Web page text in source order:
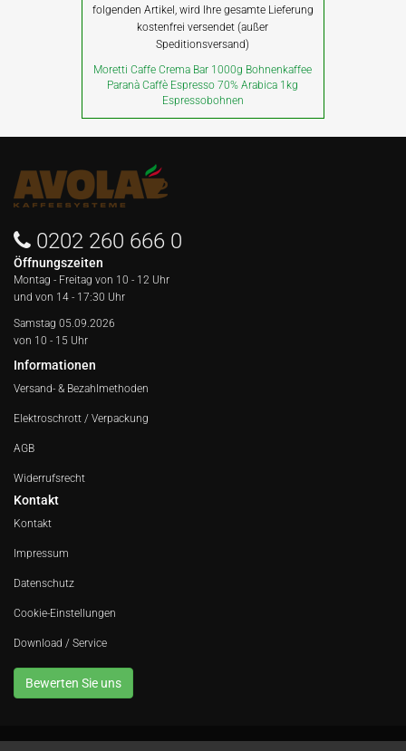
folgenden Artikel, wird Ihre gesamte Lieferung
kostenfrei versendet (außer
Speditionsversand)
Moretti Caffe Crema Bar 1000g Bohnenkaffee
Paranà Caffè Espresso 70% Arabica 1kg
Espressobohnen
0202 260 666 0
Öffnungszeiten
Montag - Freitag von 10 - 12 Uhr
und von 14 - 17:30 Uhr
Samstag 05.09.2026
von 10 - 15 Uhr
Informationen
Versand- & Bezahlmethoden
Elektroschrott / Verpackung
AGB
Widerrufsrecht
Kontakt
Kontakt
Impressum
Datenschutz
Cookie-Einstellungen
Download / Service
Bewerten Sie uns